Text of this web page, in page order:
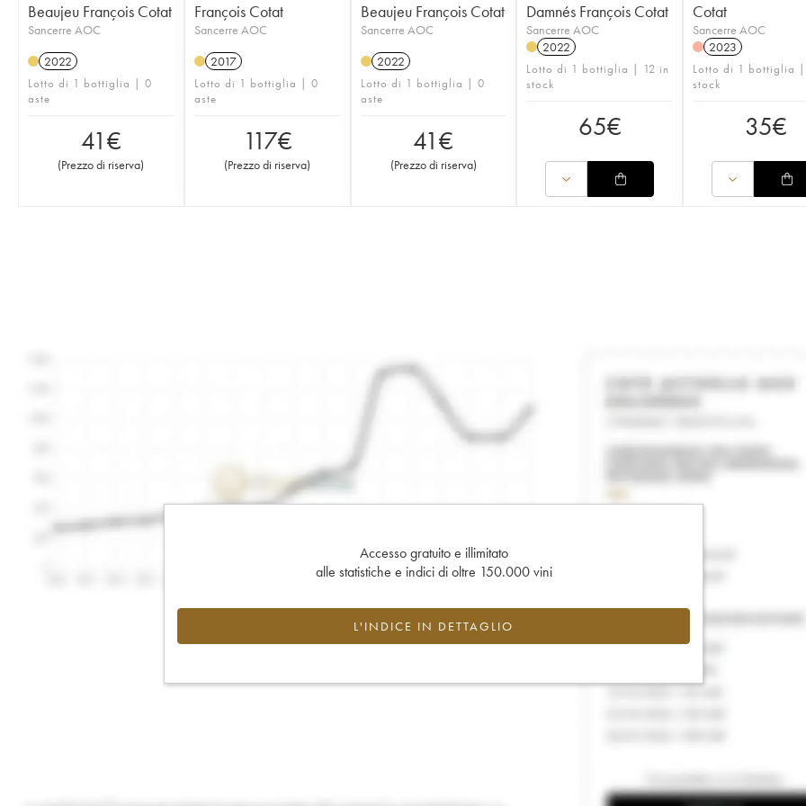
Beaujeu François Cotat
Sancerre AOC
2022
Lotto di 1 bottiglia | 0
aste
41€
(Prezzo di riserva)
François Cotat
Sancerre AOC
2017
Lotto di 1 bottiglia | 0
aste
117€
(Prezzo di riserva)
Beaujeu François Cotat
Sancerre AOC
2022
Lotto di 1 bottiglia | 0
aste
41€
(Prezzo di riserva)
Damnés François Cotat
Sancerre AOC
2022
Lotto di 1 bottiglia | 12 in
stock
65€
Cotat
Sancerre AOC
2023
Lotto di 1 bottiglia
stock
35€
Accesso gratuito e illimitato
alle statistiche e indici di oltre 150.000 vini
L'INDICE IN DETTAGLIO